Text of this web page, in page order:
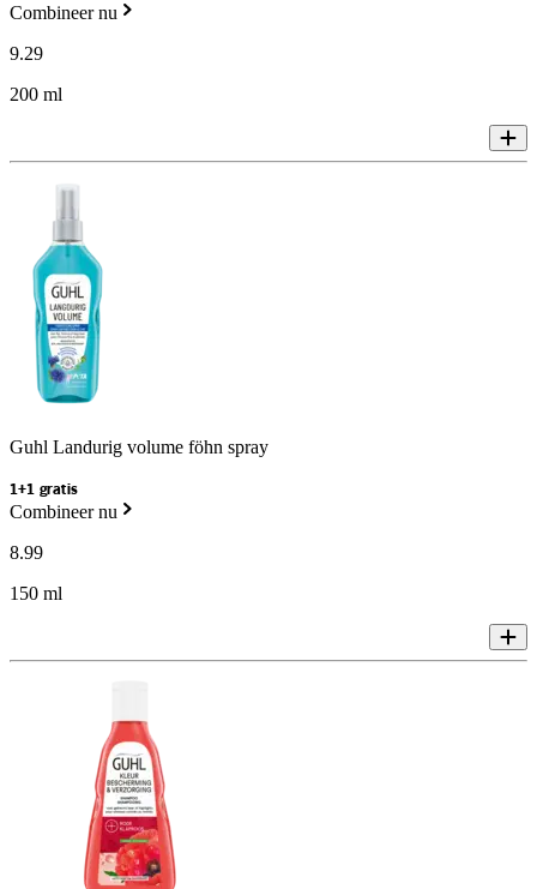
Combineer nu
9.29
200 ml
Guhl Landurig volume föhn spray
1+1 gratis
Combineer nu
8.99
150 ml